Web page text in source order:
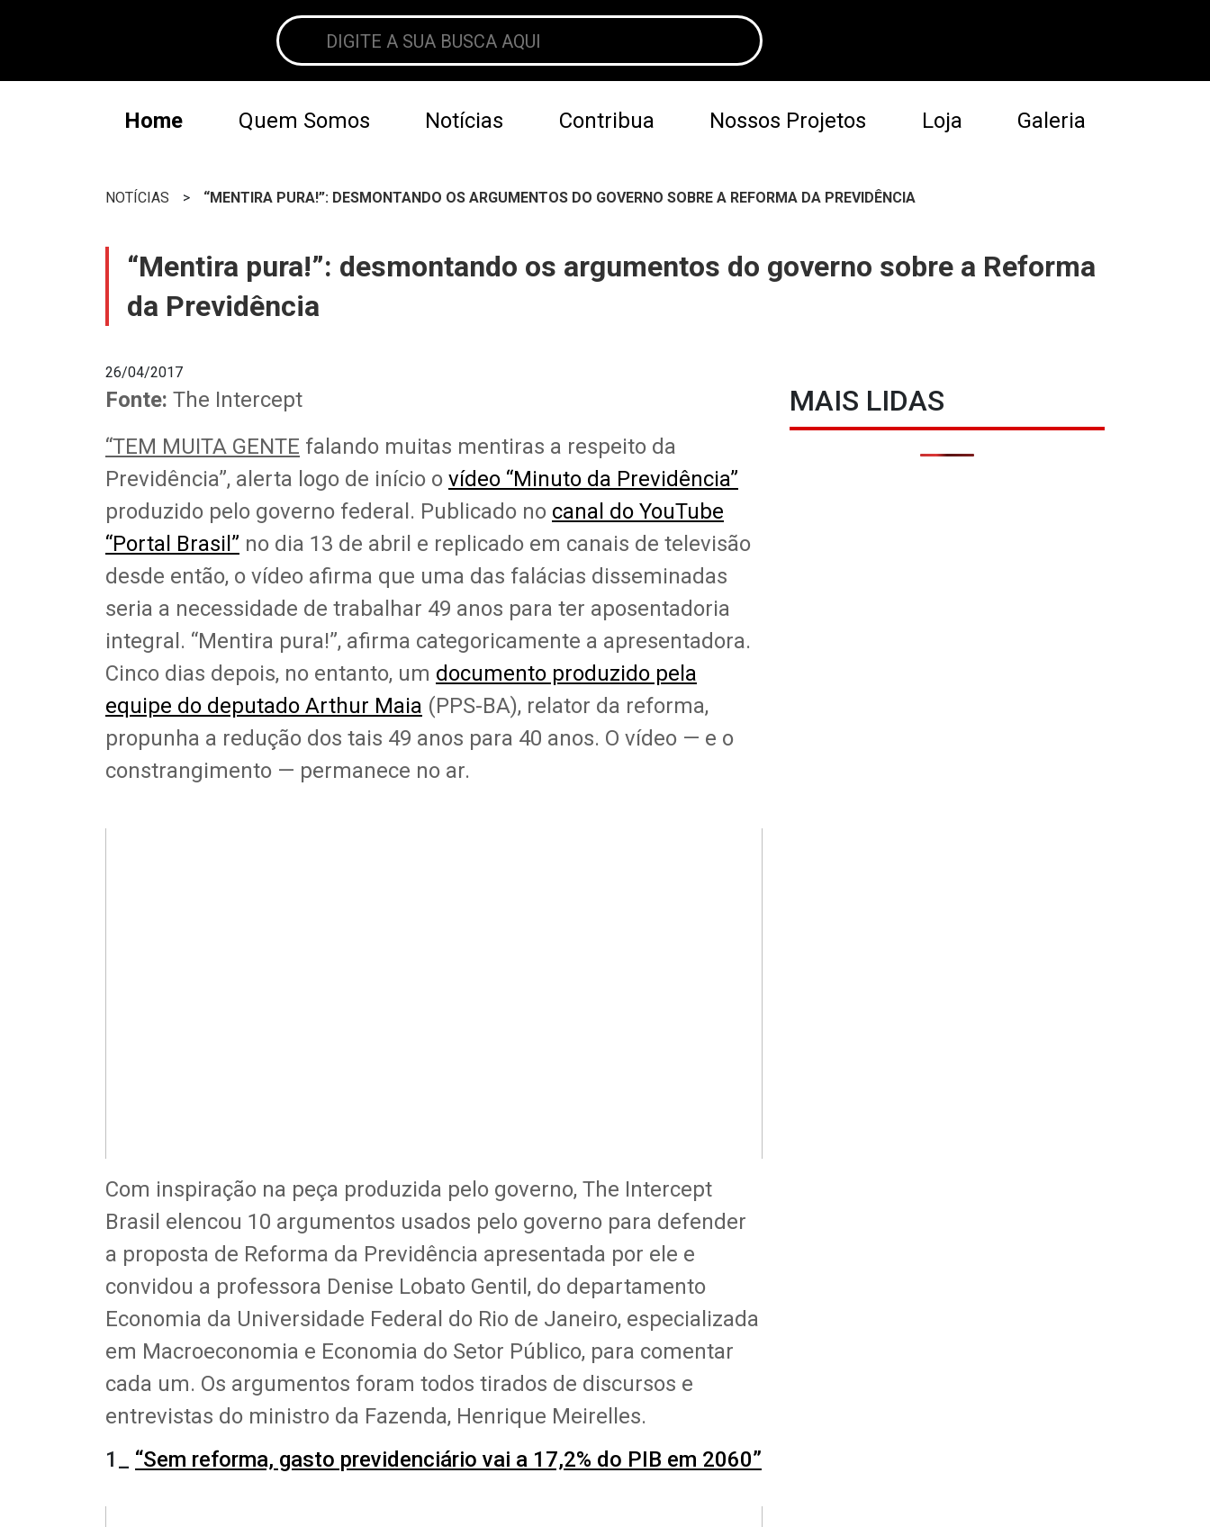
Home Quem Somos Notícias Contribua Nossos Projetos Loja Galeria
NOTÍCIAS > “MENTIRA PURA!”: DESMONTANDO OS ARGUMENTOS DO GOVERNO SOBRE A REFORMA DA PREVIDÊNCIA
“Mentira pura!”: desmontando os argumentos do governo sobre a Reforma
da Previdência
26/04/2017
Fonte: The Intercept
“TEM MUITA GENTE falando muitas mentiras a respeito da
Previdência”, alerta logo de início o vídeo “Minuto da Previdência”
produzido pelo governo federal. Publicado no canal do YouTube
“Portal Brasil” no dia 13 de abril e replicado em canais de televisão
desde então, o vídeo afirma que uma das falácias disseminadas
seria a necessidade de trabalhar 49 anos para ter aposentadoria
integral. “Mentira pura!”, afirma categoricamente a apresentadora.
Cinco dias depois, no entanto, um documento produzido pela
equipe do deputado Arthur Maia (PPS-BA), relator da reforma,
propunha a redução dos tais 49 anos para 40 anos. O vídeo — e o
constrangimento — permanece no ar.
Com inspiração na peça produzida pelo governo, The Intercept
Brasil elencou 10 argumentos usados pelo governo para defender
a proposta de Reforma da Previdência apresentada por ele e
convidou a professora Denise Lobato Gentil, do departamento
Economia da Universidade Federal do Rio de Janeiro, especializada
em Macroeconomia e Economia do Setor Público, para comentar
cada um. Os argumentos foram todos tirados de discursos e
entrevistas do ministro da Fazenda, Henrique Meirelles.
1_ “Sem reforma, gasto previdenciário vai a 17,2% do PIB em 2060”
MAIS LIDAS